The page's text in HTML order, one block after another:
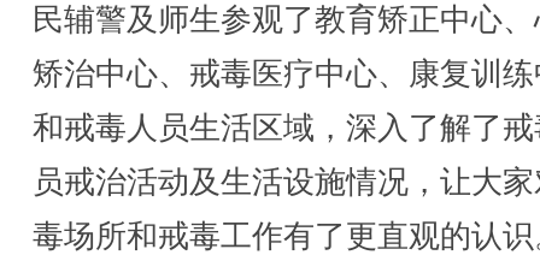
民辅警及师生参观了教育矫正中心
矫治中心、戒毒医疗中心、康复训
和戒毒人员生活区域，深入了解了
员戒治活动及生活设施情况，让大
毒场所和戒毒工作有了更直观的认